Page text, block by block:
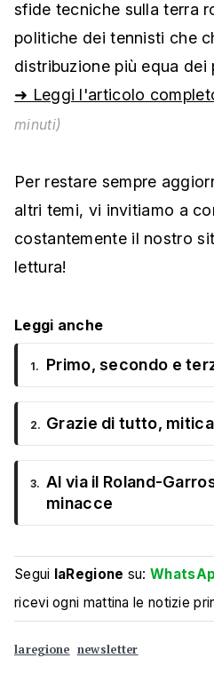
sfide tecniche sulla terra
politiche dei tennisti che
distribuzione più equa dei
➜ Leggi l'articolo
minuti)
Per restare sempre
altri temi, vi invitiamo a
costantemente il nostro
lettura!
Leggi anche
1. Primo, secondo e
2. Grazie di tutto,
3. Al via il Roland-
minacce
Segui laRegione su:
ricevi ogni mattina le notizie
laregione newsletter